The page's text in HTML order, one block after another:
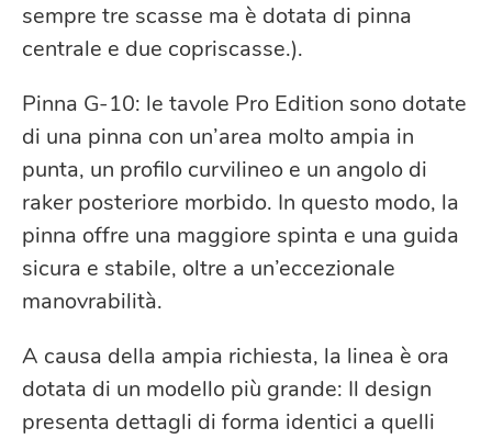
sempre tre scasse ma è dotata di pinna
centrale e due copriscasse.).
Pinna G-10: le tavole Pro Edition sono dotate
di una pinna con un’area molto ampia in
punta, un profilo curvilineo e un angolo di
raker posteriore morbido. In questo modo, la
pinna offre una maggiore spinta e una guida
sicura e stabile, oltre a un’eccezionale
manovrabilità.
A causa della ampia richiesta, la linea è ora
dotata di un modello più grande: Il design
presenta dettagli di forma identici a quelli